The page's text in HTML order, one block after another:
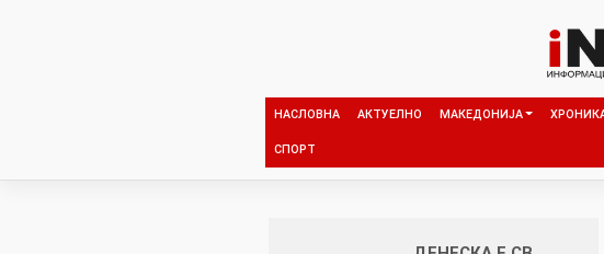
НАСЛОВНА АКТУЕЛНО МАКЕДОНИЈА
СПОРТ